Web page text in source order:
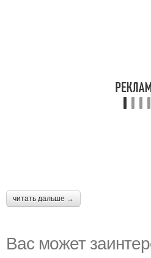
читать дальше →
Вас может